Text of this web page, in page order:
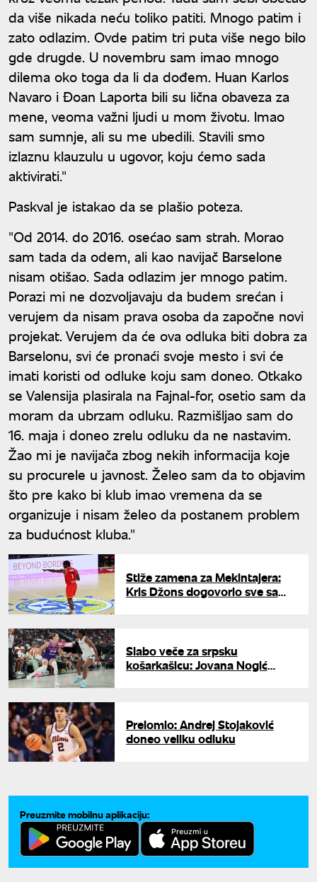
da više nikada neću toliko patiti. Mnogo patim i
zato odlazim. Ovde patim tri puta više nego bilo
gde drugde. U novembru sam imao mnogo
dilema oko toga da li da dođem. Huan Karlos
Navaro i Đoan Laporta bili su lična obaveza za
mene, veoma važni ljudi u mom životu. Imao
sam sumnje, ali su me ubedili. Stavili smo
izlaznu klauzulu u ugovor, koju ćemo sada
aktivirati."
Paskval je istakao da se plašio poteza.
"Od 2014. do 2016. osećao sam strah. Morao
sam tada da odem, ali kao navijač Barselone
nisam otišao. Sada odlazim jer mnogo patim.
Porazi mi ne dozvoljavaju da budem srećan i
verujem da nisam prava osoba da započne novi
projekat. Verujem da će ova odluka biti dobra za
Barselonu, svi će pronaći svoje mesto i svi će
imati koristi od odluke koju sam doneo. Otkako
se Valensija plasirala na Fajnal-for, osetio sam da
moram da ubrzam odluku. Razmišljao sam do
16. maja i doneo zrelu odluku da ne nastavim.
Žao mi je navijača zbog nekih informacija koje
su procurele u javnost. Želeo sam da to objavim
što pre kako bi klub imao vremena da se
organizuje i nisam želeo da postanem problem
za budućnost kluba."
Stiže zamena za Mekintajera:
Kris Džons dogovorio sve sa
Slabo veče za srpsku
košarkašicu: Jovana Nogić
Prelomio: Andrej Stojaković
doneo veliku odluku
Preuzmite mobilnu aplikaciju: